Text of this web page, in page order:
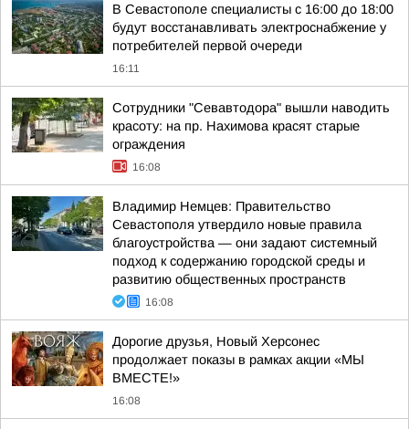
В Севастополе специалисты с 16:00 до 18:00
будут восстанавливать электроснабжение у
потребителей первой очереди
16:11
Сотрудники "Севавтодора" вышли наводить
красоту: на пр. Нахимова красят старые
ограждения
16:08
Владимир Немцев: Правительство
Севастополя утвердило новые правила
благоустройства — они задают системный
подход к содержанию городской среды и
развитию общественных пространств
16:08
Дорогие друзья, Новый Херсонес
продолжает показы в рамках акции «МЫ
ВМЕСТЕ!»
16:08